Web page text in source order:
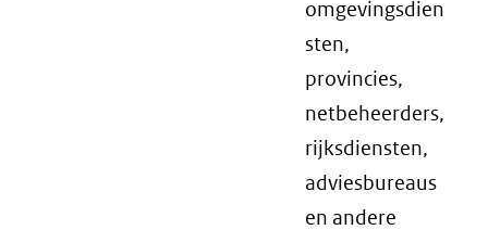
omgevingsdien
sten,
provincies,
netbeheerders,
rijksdiensten,
adviesbureaus
en andere